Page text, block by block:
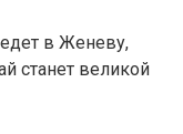
в Женеву,
станет великой